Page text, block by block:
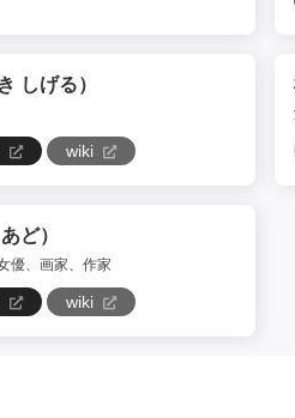
しげる）
wiki
ど）
優、画家、作家
wiki